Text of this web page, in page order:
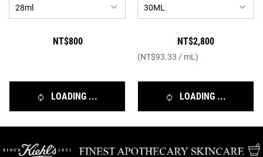
NT$800
LOADING ...
NT$2,800
(NT$93.33 / mL)
LOADING ...